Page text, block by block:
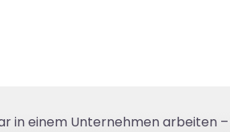
in einem Unternehmen arbeiten